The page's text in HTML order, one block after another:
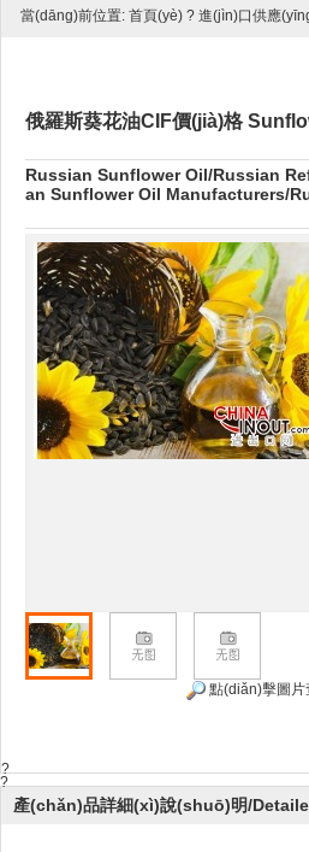
當(dāng)前位置: 首頁(yè) ? 進(jìn)口供應
俄羅斯葵花油CIF價(jià)格
Russian Sunflower Oil/Russian
an Sunflower Oil Manufacturers/
點(diǎn)擊圖片
?
?
產(chǎn)品詳細(xì)說(shuō)明/